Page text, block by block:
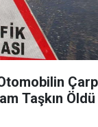
Taşkın Öldü